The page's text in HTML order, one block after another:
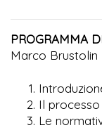
PROGRAMMA
Marco Brustolin
Il
Le